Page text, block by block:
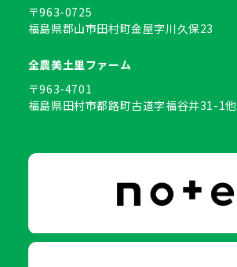
〒963-0725
福島県郡山市田村町金屋字川久保23
全農美土里ファーム
〒963-4701
福島県田村市都路町古道字福谷井31-1他